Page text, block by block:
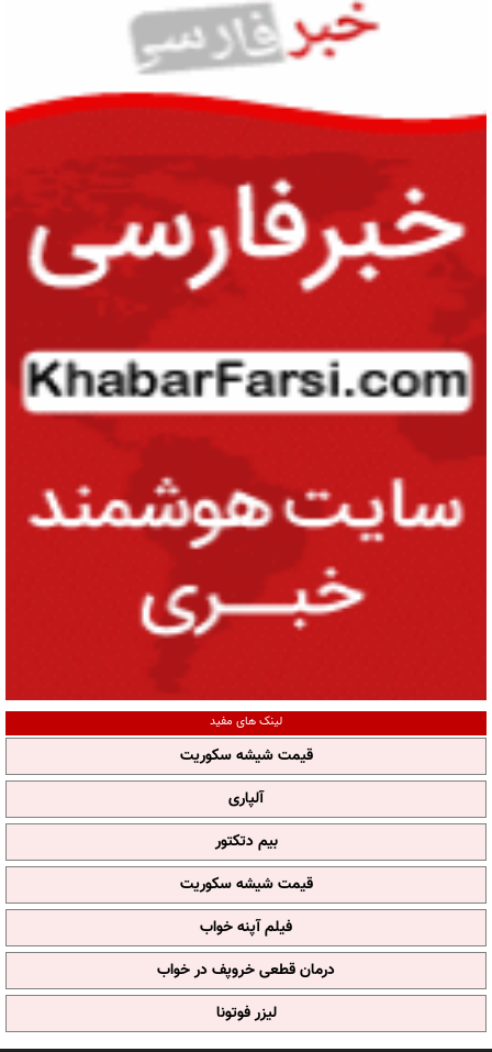
لینک های مفید
قیمت شیشه سکوریت
آلپاری
بیم دتکتور
قیمت شیشه سکوریت
فیلم آپنه خواب
درمان قطعی خروپف در خواب
لیزر فوتونا